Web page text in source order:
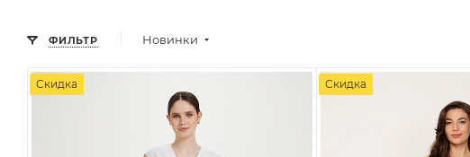
ФИЛЬТР Новинки
Скидка Скидка